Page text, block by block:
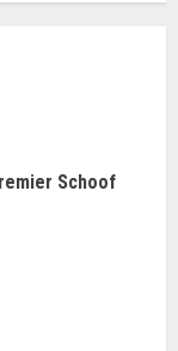
Schoof